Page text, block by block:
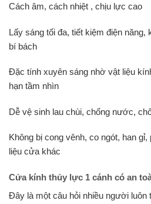
Cách âm, cách nhiệt , chịu lực cao
Lấy sáng tối đa, tiết kiệm điện năng,
bí bách
Đặc tính xuyên sáng nhờ vật liệu
hạn tầm nhìn
Dễ vệ sinh lau chùi, chống nước,
Không bị cong vênh, co ngót, han
liệu cửa khác
Cửa kính thủy lực 1 cánh có an
Đây là một câu hỏi nhiều người luôn